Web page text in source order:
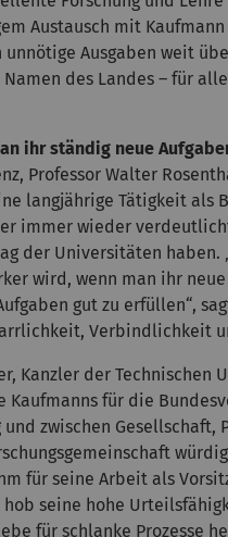
Austausch mit
unnötige Ausgaben weit
des Landes – für
ihr ständig neue
Professor Walter
langjährige Tätigkeit als
immer wieder
der Universitäten haben.
wird, wenn man ihr
gut zu erfüllen“,
Verbindlichkeit
Kanzler der Technischen
für die
zwischen Gesellschaft,
für seine Arbeit als
hob seine hohe
für schlanke Prozesse